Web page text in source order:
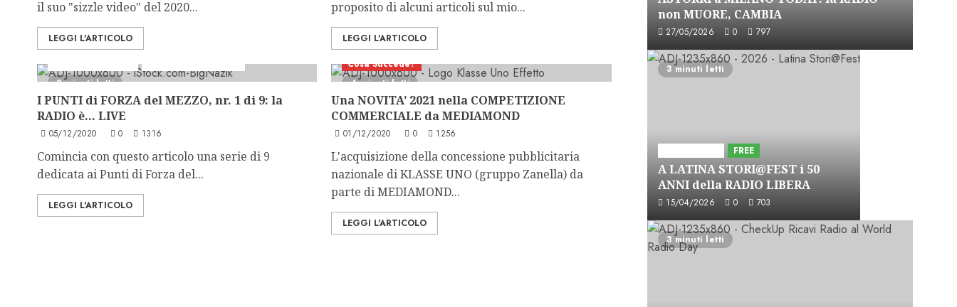
il suo "sizzle video" del 2020...
LEGGI L'ARTICOLO
proposito di alcuni articoli sul mio...
LEGGI L'ARTICOLO
3 minuti letti
I PUNTI di FORZA del MEZZO, nr. 1 di 9: la
RADIO è… LIVE
05/12/2020 0 1316
Comincia con questo articolo una serie di 9
dedicata ai Punti di Forza del...
LEGGI L'ARTICOLO
4 minuti letti
Cosa Succede?
Una NOVITA’ 2021 nella COMPETIZIONE
COMMERCIALE da MEDIAMOND
01/12/2020 0 1256
L'acquisizione della concessione pubblicitaria
nazionale di KLASSE UNO (gruppo Zanella) da
parte di MEDIAMOND...
LEGGI L'ARTICOLO
non MUORE, CAMBIA
27/05/2026 0 797
3 minuti letti
FREE
A LATINA STORI@FEST i 50
ANNI della RADIO LIBERA
15/04/2026 0 703
3 minuti letti